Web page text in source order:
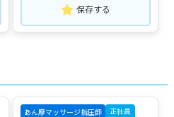
保存する
あん摩マッサージ指圧師 正社員